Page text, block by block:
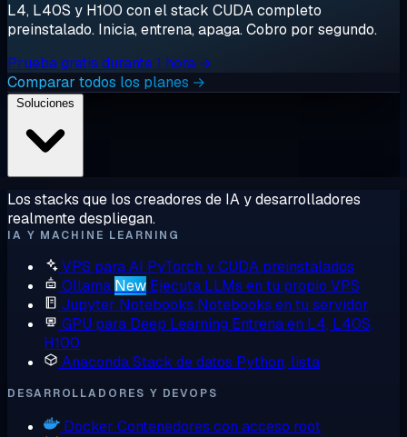
L4, L40S y H100 con el stack CUDA completo
preinstalado. Inicia, entrena, apaga. Cobro por segundo.
Prueba gratis durante 1 hora →
Comparar todos los planes →
Los stacks que los creadores de IA y desarrolladores
realmente despliegan.
IA Y MACHINE LEARNING
VPS para AI PyTorch y CUDA preinstalados
Ollama New Ejecuta LLMs en tu propio VPS
Jupyter Notebooks Notebooks en tu servidor
GPU para Deep Learning Entrena en L4, L40S,
H100
AnacondaStack de datos Python, lista
DESARROLLADORES Y DEVOPS
Docker Contenedores con acceso root